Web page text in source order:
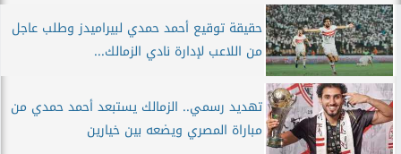
حقيقة توقيع أحمد حمدي لبيراميدز وطلب عاجل
من اللاعب لإدارة نادي الزمالك...
تهديد رسمي.. الزمالك يستبعد أحمد حمدي من
مباراة المصري ويضعه بين خيارين